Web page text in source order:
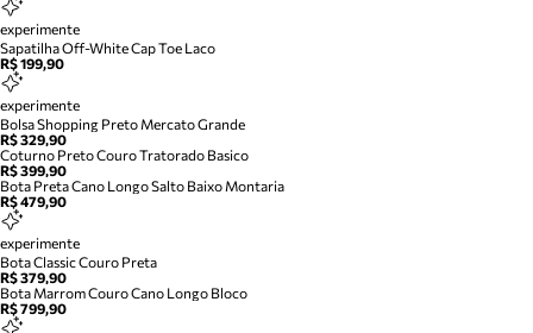
experimente
Sapatilha Off-White Cap Toe Laco
R$ 199,90
experimente
Bolsa Shopping Preto Mercato Grande
R$ 329,90
Coturno Preto Couro Tratorado Basico
R$ 399,90
Bota Preta Cano Longo Salto Baixo Montaria
R$ 479,90
experimente
Bota Classic Couro Preta
R$ 379,90
Bota Marrom Couro Cano Longo Bloco
R$ 799,90